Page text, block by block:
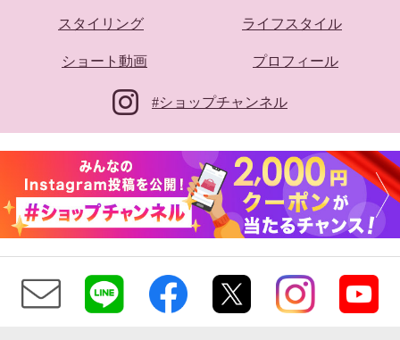
スタイリング ライフスタイル
ショート動画 プロフィール
#ショップチャンネル